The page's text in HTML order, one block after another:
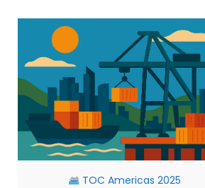
TOC Americas 2025